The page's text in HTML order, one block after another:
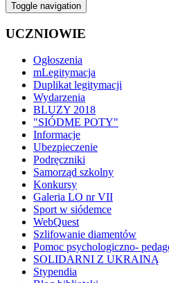
Toggle navigation
UCZNIOWIE
Ogłoszenia
mLegitymacja
Duplikat legitymacji
Wydarzenia
BLUZY 2018
"SIÓDME POTY"
Informacje
Ubezpieczenie
Podręczniki
Samorząd szkolny
Konkursy
Galeria LO nr VII
Sport w siódemce
WebQuest
Szlifowanie diamentów
Pomoc psychologiczno-
SOLIDARNI Z UKRAINĄ
Stypendia